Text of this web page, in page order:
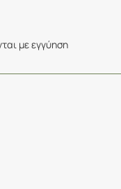
με εγγύηση